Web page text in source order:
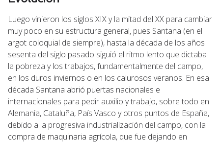
Luego vinieron los siglos XIX y la mitad del XX para cambiar
muy poco en su estructura general, pues Santana (en el
argot coloquial de siempre), hasta la década de los años
sesenta del siglo pasado siguió el ritmo lento que dictaba
la pobreza y los trabajos, fundamentalmente del campo,
en los duros inviernos o en los calurosos veranos. En esa
década Santana abrió puertas nacionales e
internacionales para pedir auxilio y trabajo, sobre todo en
Alemania, Cataluña, País Vasco y otros puntos de España,
debido a la progresiva industrialización del campo, con la
compra de maquinaria agrícola, que fue dejando en